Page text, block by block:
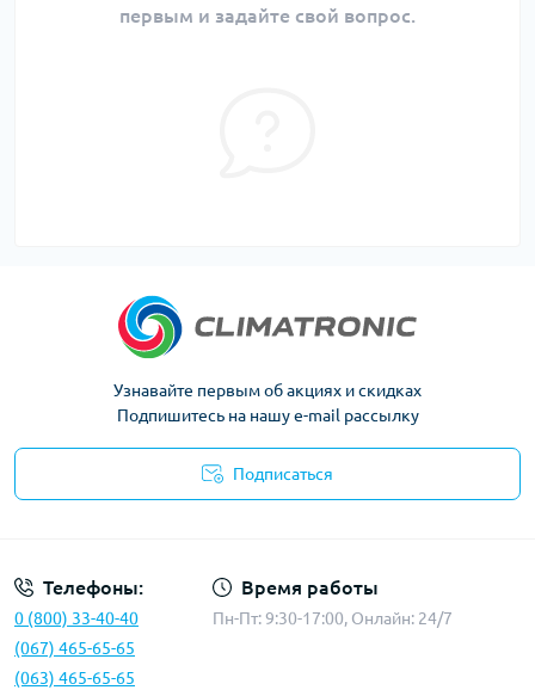
первым и задайте свой вопрос.
Узнавайте первым об акциях и скидках
Подпишитесь на нашу e-mail рассылку
Подписаться
Телефоны:
0 (800) 33-40-40
(067) 465-65-65
(063) 465-65-65
Время работы
Пн-Пт: 9:30-17:00, Онлайн: 24/7